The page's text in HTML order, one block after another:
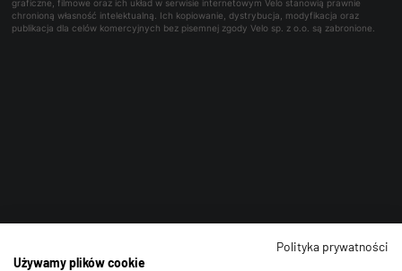
graficzne, filmowe oraz ich układ w serwisie internetowym Velo stanowią prawnie
chronioną własność intelektualną. Ich kopiowanie, dystrybucja, modyfikacja oraz
publikacja dla celów komercyjnych bez pisemnej zgody Velo sp. z o.o. są zabronione.
Polityka prywatności
Używamy plików cookie